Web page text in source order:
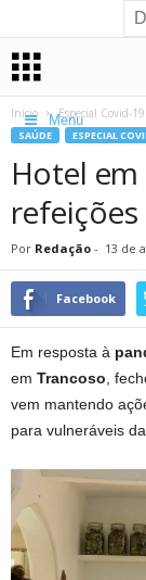
Menu
Início Especial Covid-19
SAÚDE ESPECIAL
Hotel
refeições
Por Redação - 13 de
Facebook
Em resposta à
em Trancoso ,
vem mantendo
para vulneráveis da